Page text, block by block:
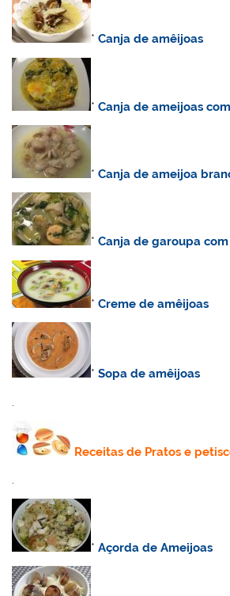
*Canja de amêijoas
*Canja de ameijoas
*Canja de ameijoa
*Canja de garoupa
*Creme de amêijoas
*Sopa de amêijoas
Receitas de Pratos e
.
*Açorda de Ameijoas